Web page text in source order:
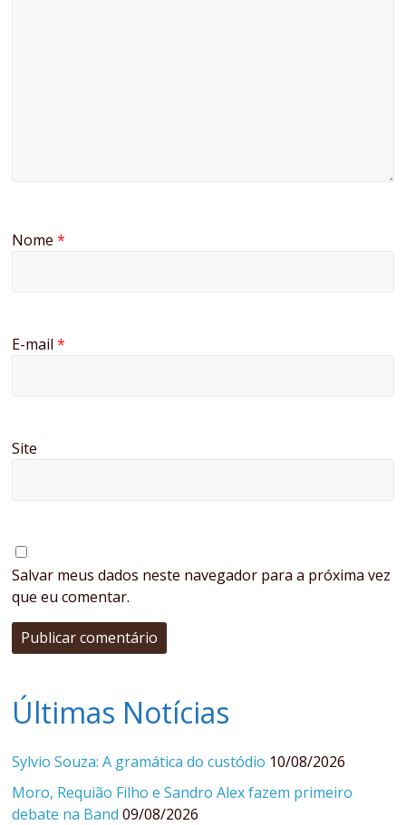
Nome*
E-mail*
Site
Salvar meus dados neste navegador para a próxima vez
que eu comentar.
Últimas Notícias
Sylvio Souza: A gramática do custódio 10/08/2026
Moro, Requião Filho e Sandro Alex fazem primeiro
debate na Band 09/08/2026